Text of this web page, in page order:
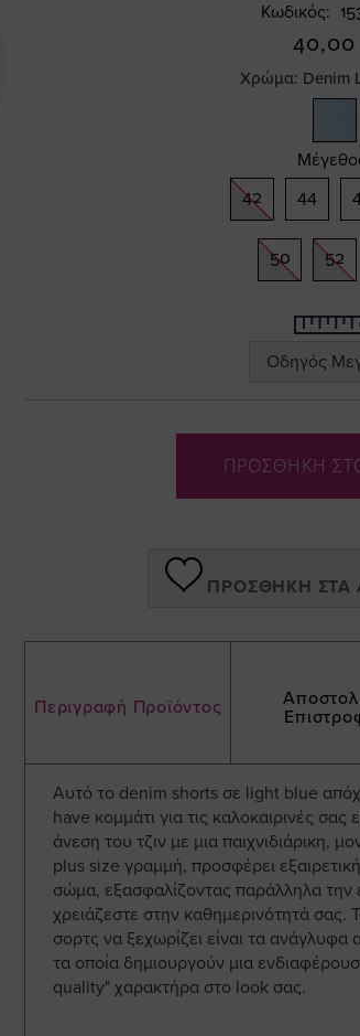
Κωδικός
40,00
Χρώμα: Denim
42
44
50 52
Οδηγός
ΠΡΟΣΘΗΚΗ
ΠΡΟΣΘΉΚΗ ΣΤΑ
Περιγραφή Προϊόντος
Αυτό το denim shorts σε light blue
have κομμάτι για τις καλοκαιρινές
άνεση του τζιν με μια παιχνιδιάρικη,
plus size γραμμή, προσφέρει
σώμα, εξασφαλίζοντας παράλληλα την
χρειάζεστε στην καθημερινότητά σας.
σορτς να ξεχωρίζει είναι τα ανάγλυφα
τα οποία δημιουργούν μια
quality" χαρακτήρα στο look σας.